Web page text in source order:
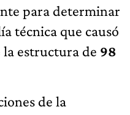
para determinar
técnica que causó
estructura de 98
de la